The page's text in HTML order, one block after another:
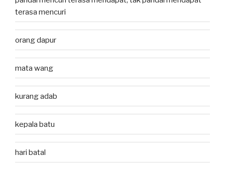
terasa mencuri
orang dapur
mata wang
kurang adab
kepala batu
hari batal